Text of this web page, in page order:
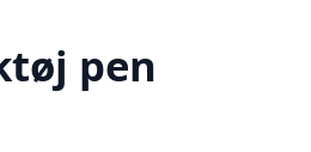
pen